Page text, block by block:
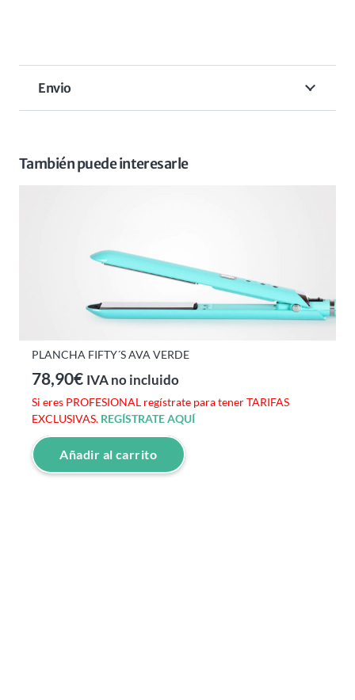
Envio
También puede interesarle
PLANCHA FIFTY´S AVA VERDE
78,90€ IVA no incluido
Si eres PROFESIONAL regístrate para tener TARIFAS
EXCLUSIVAS. REGÍSTRATE AQUÍ
Añadir al carrito